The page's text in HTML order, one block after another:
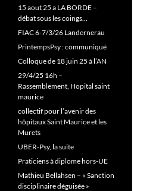
15 aout 25 a LA BORDE –
débat sous les coings…
FIAC 6-7/3/26 Landernerau
PrintempsPsy : communiqué
Colloque de 18 juin 25 à l’AN
29/4/25 16h –
Rassemblement, Hopital saint
maurice
collectif pour l’avenir des
hôpitaux Saint Maurice et les
Murets
UBER-Psy, la suite
Praticiens à diplome hors-UE
Mathieu Bellahsen – « Sanction
disciplinaire déguisée »